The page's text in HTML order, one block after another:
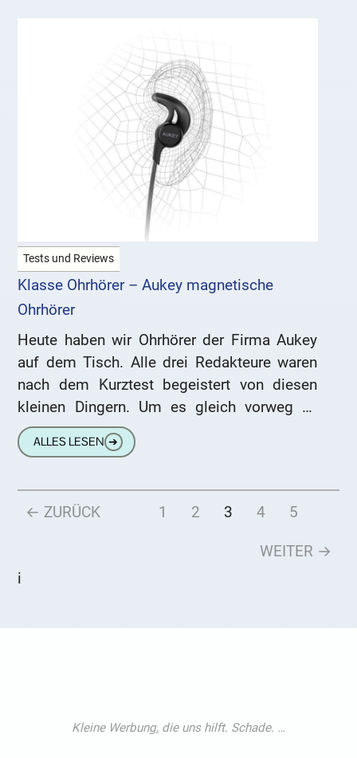
Tests und Reviews
Klasse Ohrhörer – Aukey magnetische
Ohrhörer
Heute haben wir Ohrhörer der Firma Aukey
auf dem Tisch. Alle drei Redakteure waren
nach dem Kurztest begeistert von diesen
kleinen Dingern. Um es gleich vorweg zu
sagen: Die Ohrhörer
ALLES LESEN ➔
← ZURÜCK 1 2 3 4 5
WEITER →
i